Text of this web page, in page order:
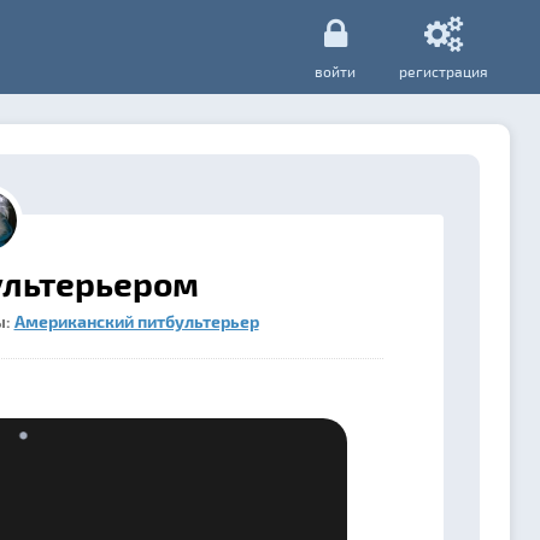
войти регистрация
Американский питбультерьер